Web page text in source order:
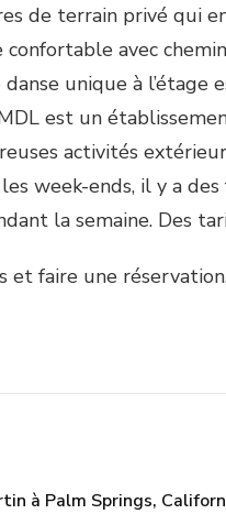
de terrain privé qui
avec
unique à
est un
activités
week-ends, il y a
la semaine. Des
faire une
à Palm Springs,